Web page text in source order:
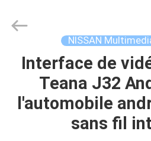
MAISON
PRODUITS
Automobile
Electron
NISSAN
Interface de
Teana J32
l'automobile
sans fil